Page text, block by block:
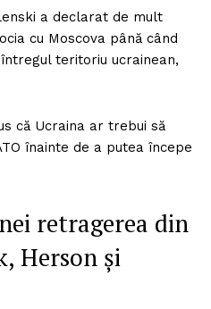
a declarat de mult
cu Moscova până când
teritoriu ucrainean,
că Ucraina ar trebui să
înainte de a putea începe
retragerea din
Herson şi